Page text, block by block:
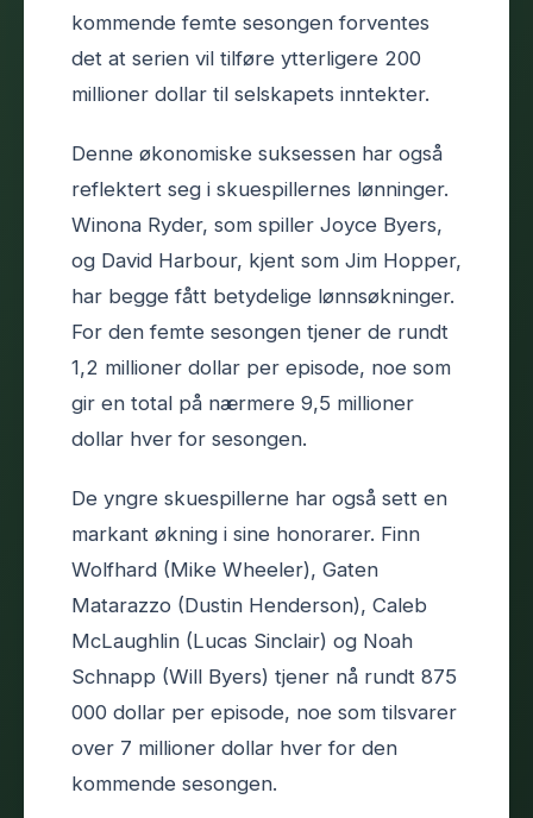
kommende femte sesongen forventes
det at serien vil tilføre ytterligere 200
millioner dollar til selskapets inntekter.
Denne økonomiske suksessen har også
reflektert seg i skuespillernes lønninger.
Winona Ryder, som spiller Joyce Byers,
og David Harbour, kjent som Jim Hopper,
har begge fått betydelige lønnsøkninger.
For den femte sesongen tjener de rundt
1,2 millioner dollar per episode, noe som
gir en total på nærmere 9,5 millioner
dollar hver for sesongen.
De yngre skuespillerne har også sett en
markant økning i sine honorarer. Finn
Wolfhard (Mike Wheeler), Gaten
Matarazzo (Dustin Henderson), Caleb
McLaughlin (Lucas Sinclair) og Noah
Schnapp (Will Byers) tjener nå rundt 875
000 dollar per episode, noe som tilsvarer
over 7 millioner dollar hver for den
kommende sesongen.